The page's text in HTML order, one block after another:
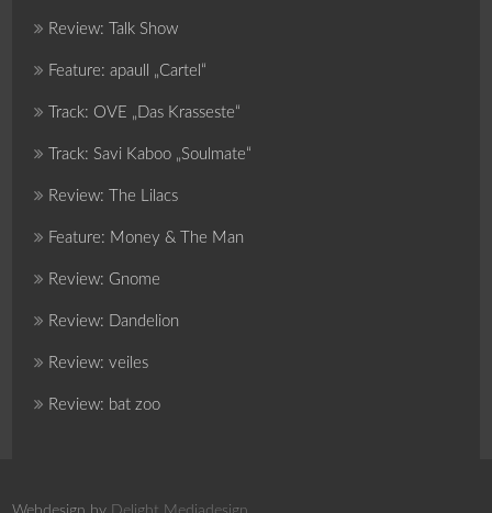
Review: Talk Show
Feature: apaull „Cartel“
Track: OVE „Das Krasseste“
Track: Savi Kaboo „Soulmate“
Review: The Lilacs
Feature: Money & The Man
Review: Gnome
Review: Dandelion
Review: veiles
Review: bat zoo